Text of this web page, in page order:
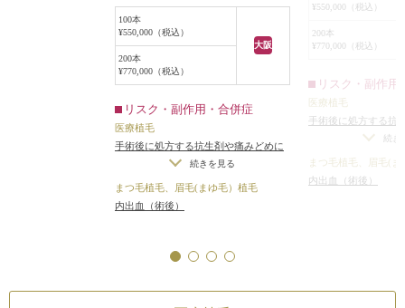
100本
¥550,000（税込）
大阪
200本
¥770,000（税込）
リスク・副作用・合併症
医療植毛
手術後に処方する抗生剤や痛みどめに
よるアレルギー症状続きを見る
まつ毛植毛、眉毛(まゆ毛）植毛
内出血（術後）
¥550,000（税込）
200本
¥770,000（税込）
リスク・副作用
医療植毛
手術後に処方する抗
よるアレルギー症状
続き
まつ毛植毛、眉毛(ま
内出血（術後）